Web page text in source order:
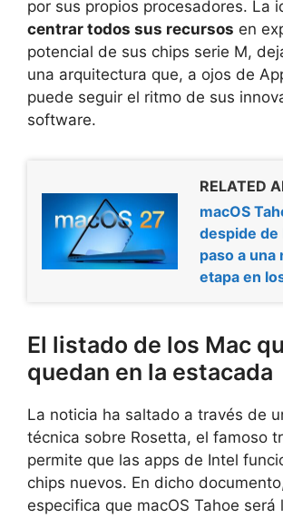
por sus propios procesadores. La
centrar todos sus recursos en
potencial de sus chips serie M,
una arquitectura que, a ojos de
puede seguir el ritmo de sus
software.
RELATED
macOS
despide de
paso a una
etapa en
El listado de los Mac
quedan en la estacada
La noticia ha saltado a través de
técnica sobre Rosetta, el famoso
permite que las apps de Intel
chips nuevos. En dicho
especifica que macOS Tahoe será